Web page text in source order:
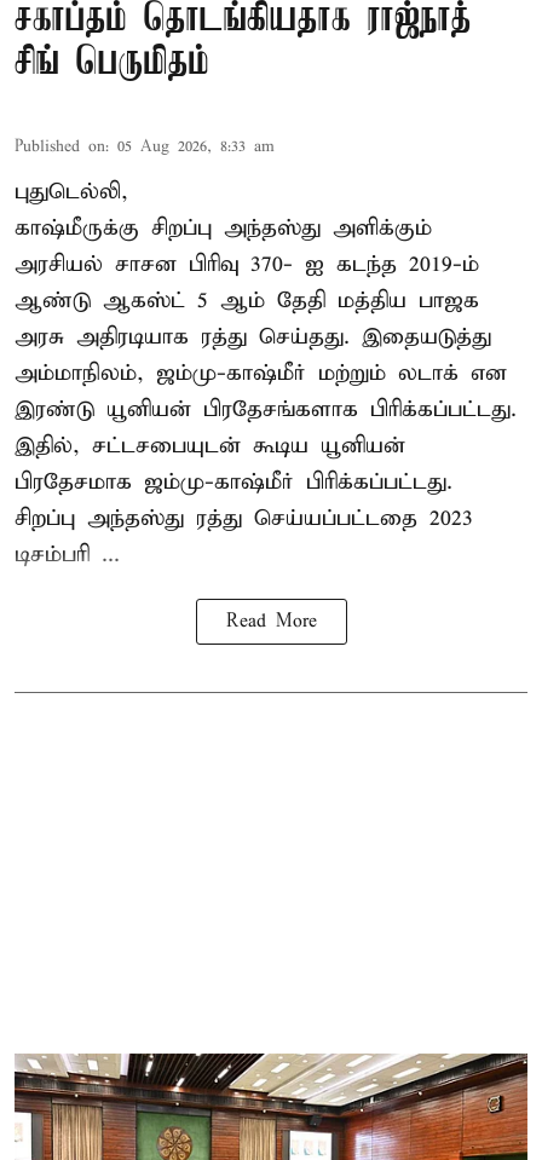
சகாப்தம் தொடங்கியதாக ராஜ்நாத்
சிங் பெருமிதம்
Published on: 05 Aug 2026, 8:33 am
புதுடெல்லி,
காஷ்மீருக்கு சிறப்பு அந்தஸ்து அளிக்கும்
அரசியல் சாசன பிரிவு 370- ஐ கடந்த 2019-ம்
ஆண்டு ஆகஸ்ட் 5 ஆம் தேதி மத்திய பாஜக
அரசு அதிரடியாக ரத்து செய்தது. இதையடுத்து
அம்மாநிலம், ஜம்மு-காஷ்மீர் மற்றும் லடாக் என
இரண்டு யூனியன் பிரதேசங்களாக பிரிக்கப்பட்டது.
இதில், சட்டசபையுடன் கூடிய யூனியன்
பிரதேசமாக ஜம்மு-காஷ்மீர் பிரிக்கப்பட்டது.
சிறப்பு அந்தஸ்து ரத்து செய்யப்பட்டதை 2023
டிசம்பரி ...
Read More